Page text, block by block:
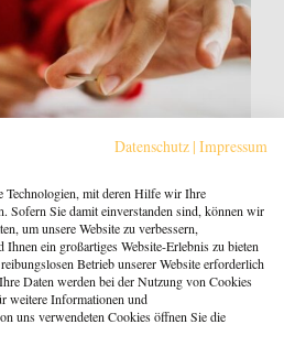
und deine
Datenschutz | Impressum
Technologien, mit deren Hilfe wir Ihre
Sofern Sie damit einverstanden sind, können wir
um unsere Website zu verbessern,
Ihnen ein großartiges Website-Erlebnis zu bieten
Betrieb unserer Website erforderlich
Daten werden bei der Nutzung von Cookies
weitere Informationen und
uns verwendeten Cookies öffnen Sie die